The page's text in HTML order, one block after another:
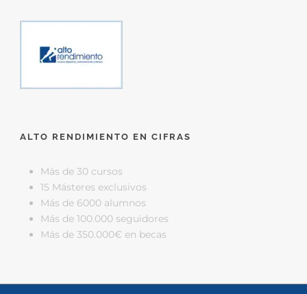
ALTO RENDIMIENTO EN CIFRAS
Más de 30 cursos
15 Másteres exclusivos
Más de 6000 alumnos
Más de 100.000 seguidores
Más de 350.000€ en becas